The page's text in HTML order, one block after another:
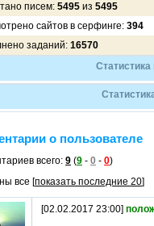
писем: 5495 из 5495
сайтов в серфинге: 394
заданий: 16570
о пользователе
всего: 9 (9 - 0 - 0)
все [показать последние 20]
[02.02.2017 23:00]